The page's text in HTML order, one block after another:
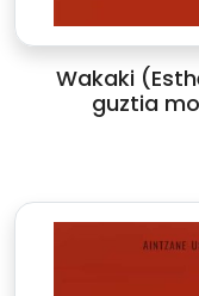
Wakaki
guztia